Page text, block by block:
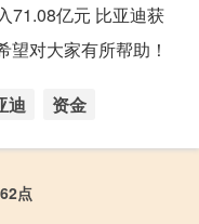
71.08亿元 比亚迪获
对大家有所帮助！
迪 资金
点